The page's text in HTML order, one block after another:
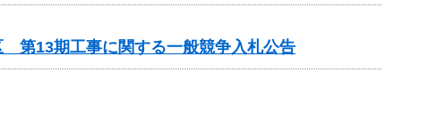
第13期工事に関する一般競争入札公告